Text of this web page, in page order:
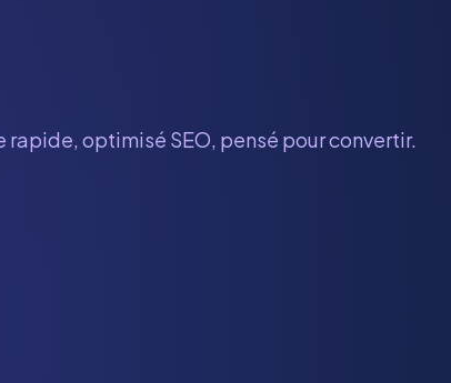
rapide, optimisé SEO, pensé pour convertir.